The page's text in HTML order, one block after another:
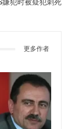
犯时被疑犯刺死
更多作者